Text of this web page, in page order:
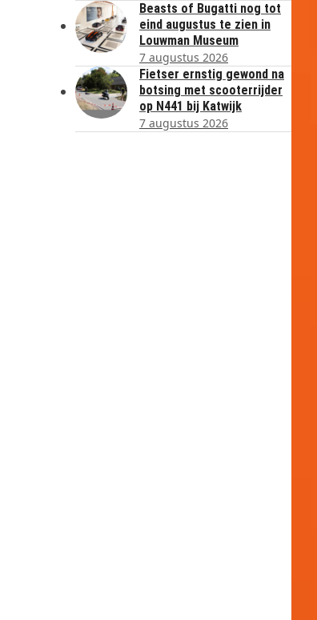
Beasts of Bugatti nog tot
eind augustus te zien in
Louwman Museum
7 augustus 2026
Fietser ernstig gewond na
botsing met scooterrijder
op N441 bij Katwijk
7 augustus 2026